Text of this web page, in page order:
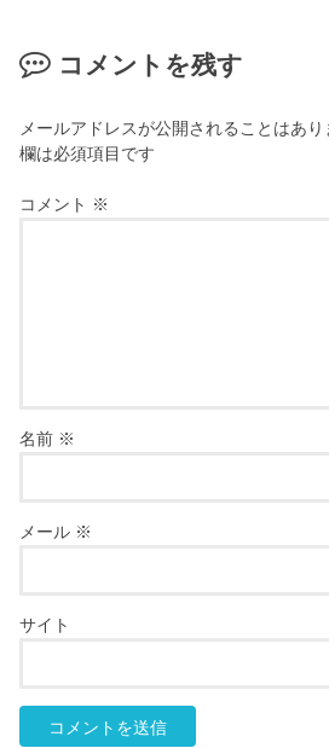
コメントを残す
メールアドレスが公開されることはあり
欄は必須項目です
コメント ※
名前 ※
メール ※
サイト